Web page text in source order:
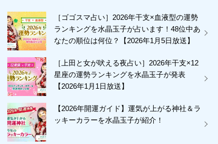
［ゴゴスマ占い］2026年干支×血液型の運勢
ランキングを水晶玉子が占います！48位中あ
なたの順位は何位？【2026年1月5日放送】
［上田と女が吠える夜占い］2026年干支×12
星座の運勢ランキングを水晶玉子が発表
【2026年1月1日放送】
【2026年開運ガイド】運気が上がる神社＆ラ
ッキーカラーを水晶玉子が紹介！